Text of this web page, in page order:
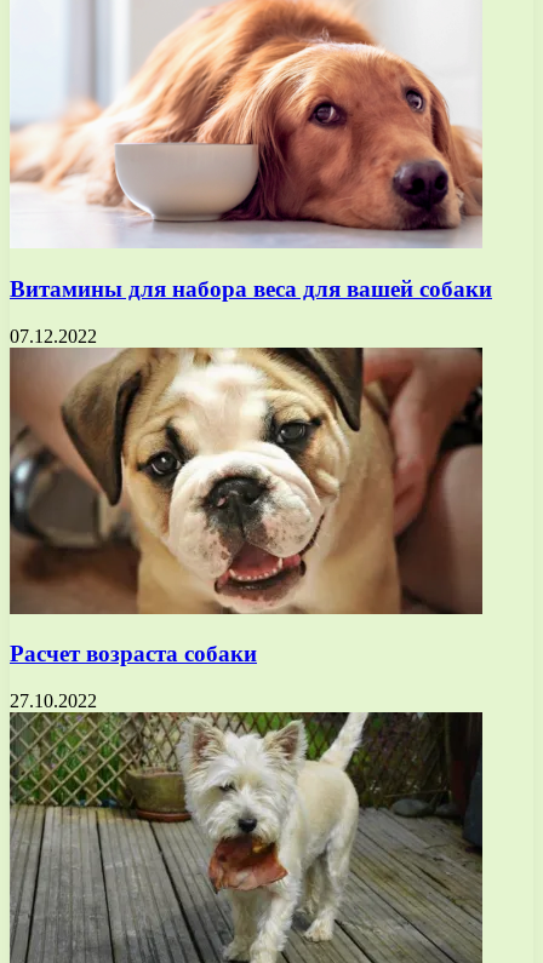
Витамины для набора веса для вашей собаки
07.12.2022
Расчет возраста собаки
27.10.2022